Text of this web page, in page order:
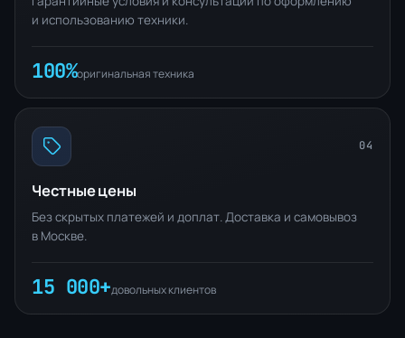
и использованию техники.
100%оригинальная техника
04
Честные цены
Без скрытых платежей и доплат. Доставка и самовывоз
в Москве.
15 000+довольных клиентов